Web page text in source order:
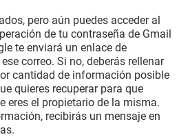
pero aún puedes acceder al
de tu contraseña de Gmail
te enviará un enlace de
correo. Si no, deberás rellenar
cantidad de información posible
quieres recuperar para que
eres el propietario de la misma.
recibirás un mensaje en